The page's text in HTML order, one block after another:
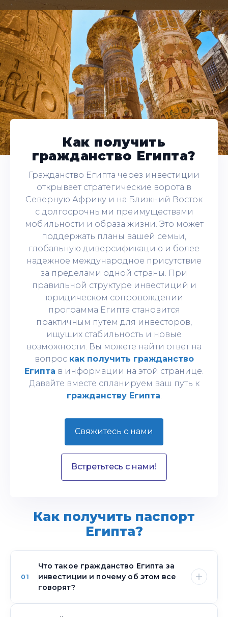
Как получить
гражданство Египта?
Гражданство Египта через инвестиции
открывает стратегические ворота в
Северную Африку и на Ближний Восток
с долгосрочными преимуществами
мобильности и образа жизни. Это может
поддержать планы вашей семьи,
глобальную диверсификацию и более
надежное международное присутствие
за пределами одной страны. При
правильной структуре инвестиций и
юридическом сопровождении
программа Египта становится
практичным путем для инвесторов,
ищущих стабильность и новые
возможности. Вы можете найти ответ на
вопрос как получить гражданство
Египта в информации на этой странице.
Давайте вместе спланируем ваш путь к
гражданству Египта.
Свяжитесь с нами
Встретьтесь с нами!
Как получить паспорт
Египта?
01
Что такое гражданство Египта за
инвестиции и почему об этом все
говорят?